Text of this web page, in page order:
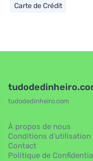
Carte de Crédit
tudodedinheiro.com
À propos de nous
Conditions d’utilisation
Contact
Politique de